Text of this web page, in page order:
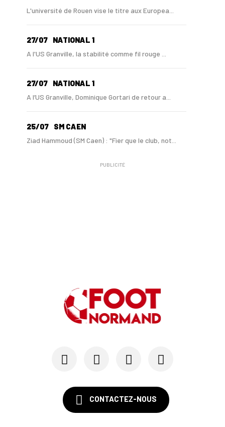
L'université de Rouen vise le titre aux Europea...
27/07 NATIONAL 1
A l'US Granville, la stabilité comme fil rouge ...
27/07 NATIONAL 1
A l’US Granville, Dominique Gortari de retour a...
25/07 SM CAEN
Ziad Hammoud (SM Caen) : "Fier que le club, not...
SM CAEN - MERCATO
SM CAEN - MERCATO
Avec Mohamed Hafid, Malherbe veut frapper un gr...
SM Caen : Julien Meilhac quitte la direction de...
PUBLICITÉ
CONTACTEZ-NOUS